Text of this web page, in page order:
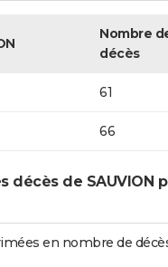
Nombre
décès
61
66
décès de SAUVION
en nombre de